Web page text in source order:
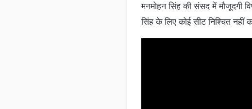
मनमोहन सिंह की संसद में मौजूदगी
सिंह के लिए कोई सीट निश्चित नहीं